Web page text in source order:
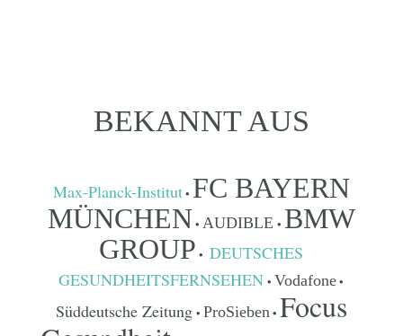
BEKANNT AUS
Max-Planck-Institut• FC BAYERN
MÜNCHEN• AUDIBLE • BMW
GROUP • DEUTSCHES
GESUNDHEITSFERNSEHEN •Vodafone•
Süddeutsche Zeitung• ProSieben• Focus